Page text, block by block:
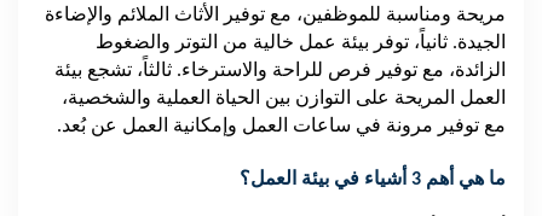
مريحة ومناسبة للموظفين، مع توفير الأثاث الملائم والإضاءة
الجيدة. ثانياً، توفر بيئة عمل خالية من التوتر والضغوط
الزائدة، مع توفير فرص للراحة والاسترخاء. ثالثاً، تشجع بيئة
العمل المريحة على التوازن بين الحياة العملية والشخصية،
مع توفير مرونة في ساعات العمل وإمكانية العمل عن بُعد.
ما هي أهم 3 أشياء في بيئة العمل؟